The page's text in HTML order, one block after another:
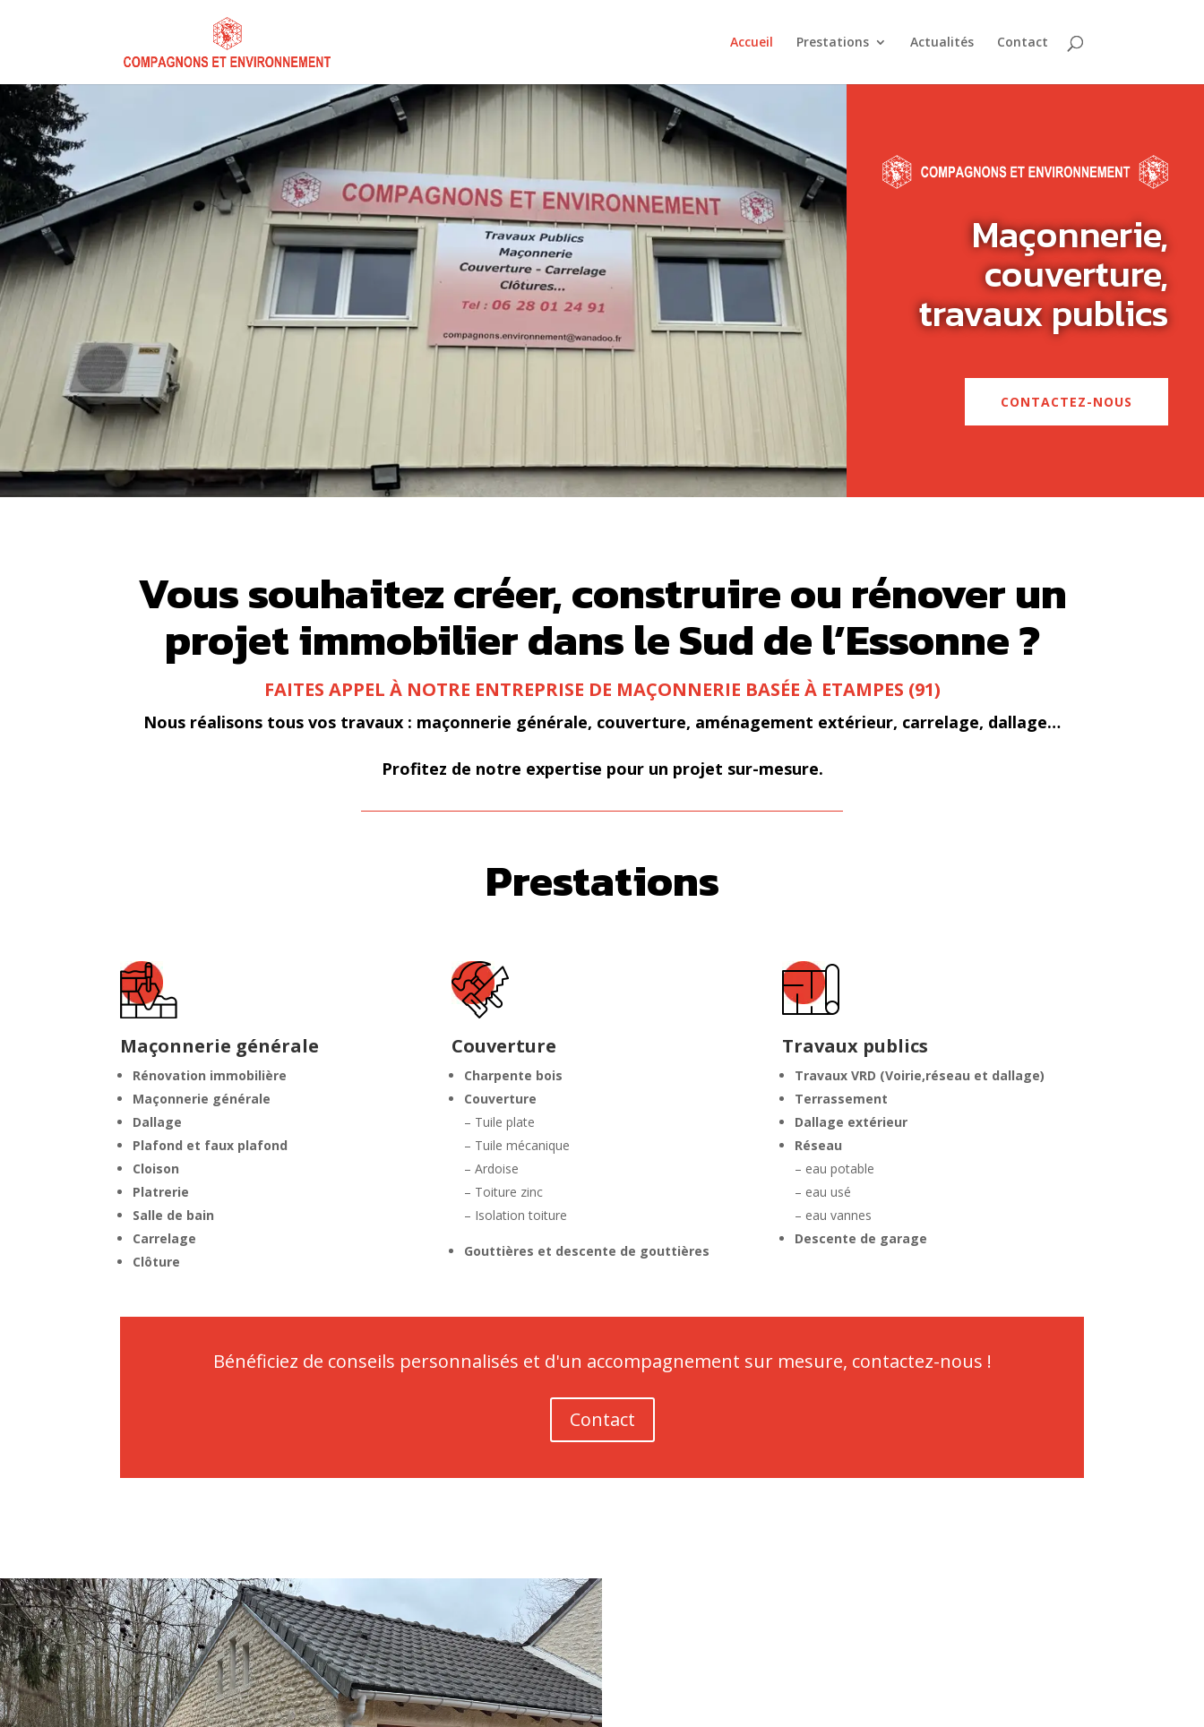
Accueil Prestations Actualités Contact
Maçonnerie,
couverture,
travaux publics
CONTACTEZ-NOUS
Vous souhaitez créer, construire ou rénover un
projet immobilier dans le Sud de l’Essonne ?
FAITES APPEL À NOTRE ENTREPRISE DE MAÇONNERIE BASÉE À ETAMPES (91)
Nous réalisons tous vos travaux : maçonnerie générale, couverture, aménagement extérieur, carrelage, dallage…
Profitez de notre expertise pour un projet sur-mesure.
Prestations
Maçonnerie générale
Rénovation immobilière
Maçonnerie générale
Dallage
Plafond et faux plafond
Cloison
Platrerie
Salle de bain
Carrelage
Clôture
Couverture
Charpente bois
Couverture
– Tuile plate
– Tuile mécanique
– Ardoise
– Toiture zinc
– Isolation toiture
Gouttières et descente de gouttières
Travaux publics
Travaux VRD (Voirie,réseau et dallage)
Terrassement
Dallage extérieur
Réseau
– eau potable
– eau usé
– eau vannes
Descente de garage
Bénéficiez de conseils personnalisés et d'un accompagnement sur mesure, contactez-nous !
Contact